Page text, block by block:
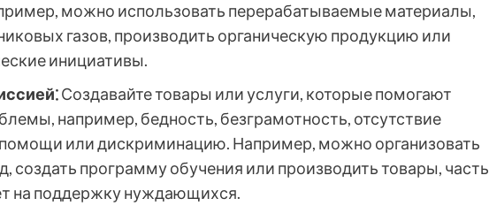
можно использовать перерабатываемые материалы,
газов, производить органическую продукцию или
инициативы.
Создавайте товары или услуги, которые помогают
например, бедность, безграмотность, отсутствие
или дискриминацию. Например, можно организовать
создать программу обучения или производить товары, часть
на поддержку нуждающихся.